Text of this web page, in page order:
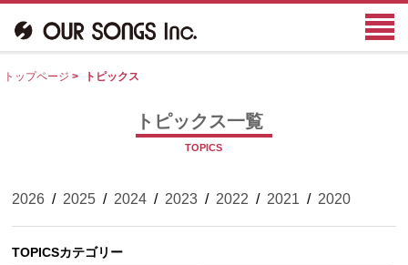
トップページ > トピックス
トピックス一覧
TOPICS
2026 / 2025 / 2024 / 2023 / 2022 / 2021 / 2020
TOPICSカテゴリー